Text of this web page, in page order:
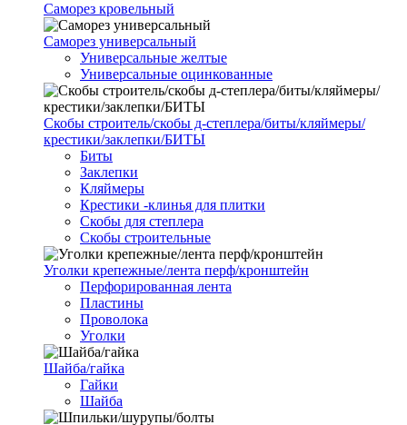
Саморез кровельный
Саморез универсальный
Универсальные желтые
Универсальные оцинкованные
Скобы строитель/скобы д-степлера/биты/кляймеры/
крестики/заклепки/БИТЫ
Биты
Заклепки
Кляймеры
Крестики -клинья для плитки
Скобы для степлера
Скобы строительные
Уголки крепежные/лента перф/кронштейн
Перфорированная лента
Пластины
Проволока
Уголки
Шайба/гайка
Гайки
Шайба